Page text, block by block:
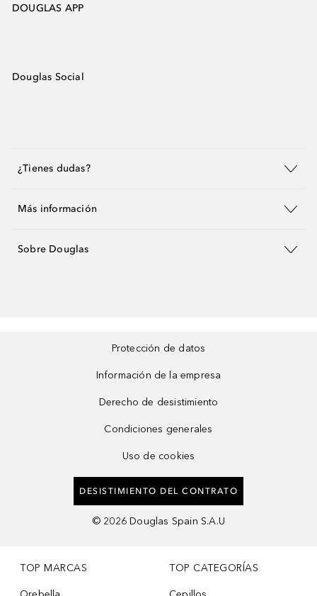
DOUGLAS APP
Douglas Social
¿Tienes dudas?
Más información
Sobre Douglas
Protección de datos
Información de la empresa
Derecho de desistimiento
Condiciones generales
Uso de cookies
DESISTIMIENTO DEL CONTRATO
© 2026 Douglas Spain S.A.U
TOP MARCAS TOP CATEGORÍAS